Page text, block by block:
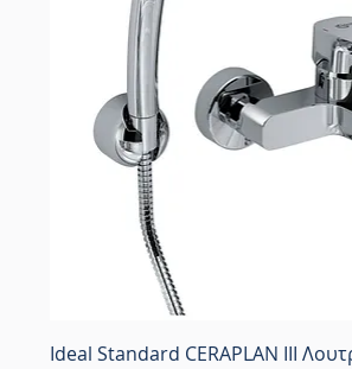
Ideal Standard CERAPLAN III